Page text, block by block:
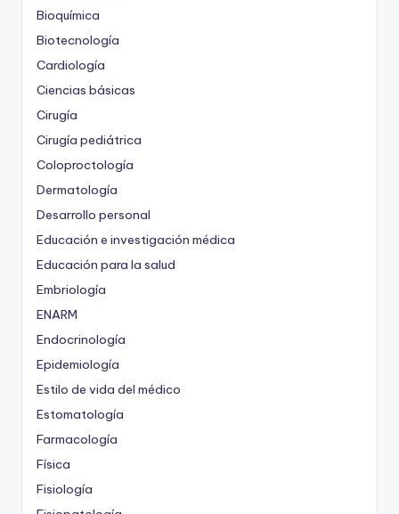
Bioquímica
Biotecnología
Cardiología
Ciencias básicas
Cirugía
Cirugía pediátrica
Coloproctología
Dermatología
Desarrollo personal
Educación e investigación médica
Educación para la salud
Embriología
ENARM
Endocrinología
Epidemiología
Estilo de vida del médico
Estomatología
Farmacología
Física
Fisiología